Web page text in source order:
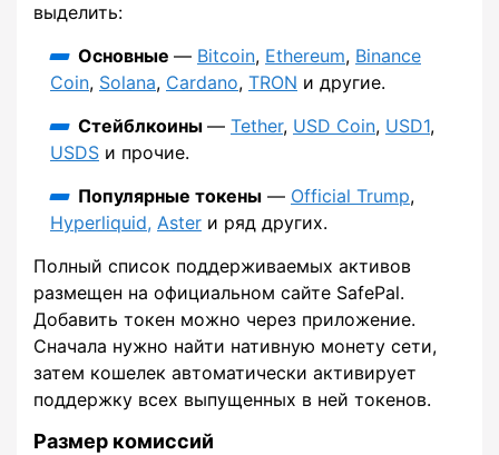
выделить:
Основные — Bitcoin, Ethereum, Binance
Coin, Solana, Cardano, TRON и другие.
Стейблкоины — Tether, USD Coin, USD1,
USDS и прочие.
Популярные токены — Official Trump,
Hyperliquid, Aster и ряд других.
Полный список поддерживаемых активов
размещен на официальном сайте SafePal.
Добавить токен можно через приложение.
Сначала нужно найти нативную монету сети,
затем кошелек автоматически активирует
поддержку всех выпущенных в ней токенов.
Размер комиссий